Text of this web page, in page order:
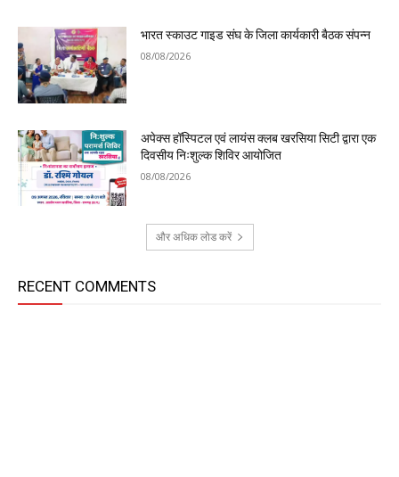
भारत स्काउट गाइड संघ के जिला कार्यकारी बैठक संपन्न
08/08/2026
अपेक्स हॉस्पिटल एवं लायंस क्लब खरसिया सिटी द्वारा एक
दिवसीय निःशुल्क शिविर आयोजित
08/08/2026
और अधिक लोड करें
RECENT COMMENTS